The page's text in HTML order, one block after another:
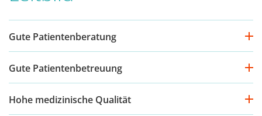
Gute Patientenberatung
Gute Patientenbetreuung
Hohe medizinische Qualität